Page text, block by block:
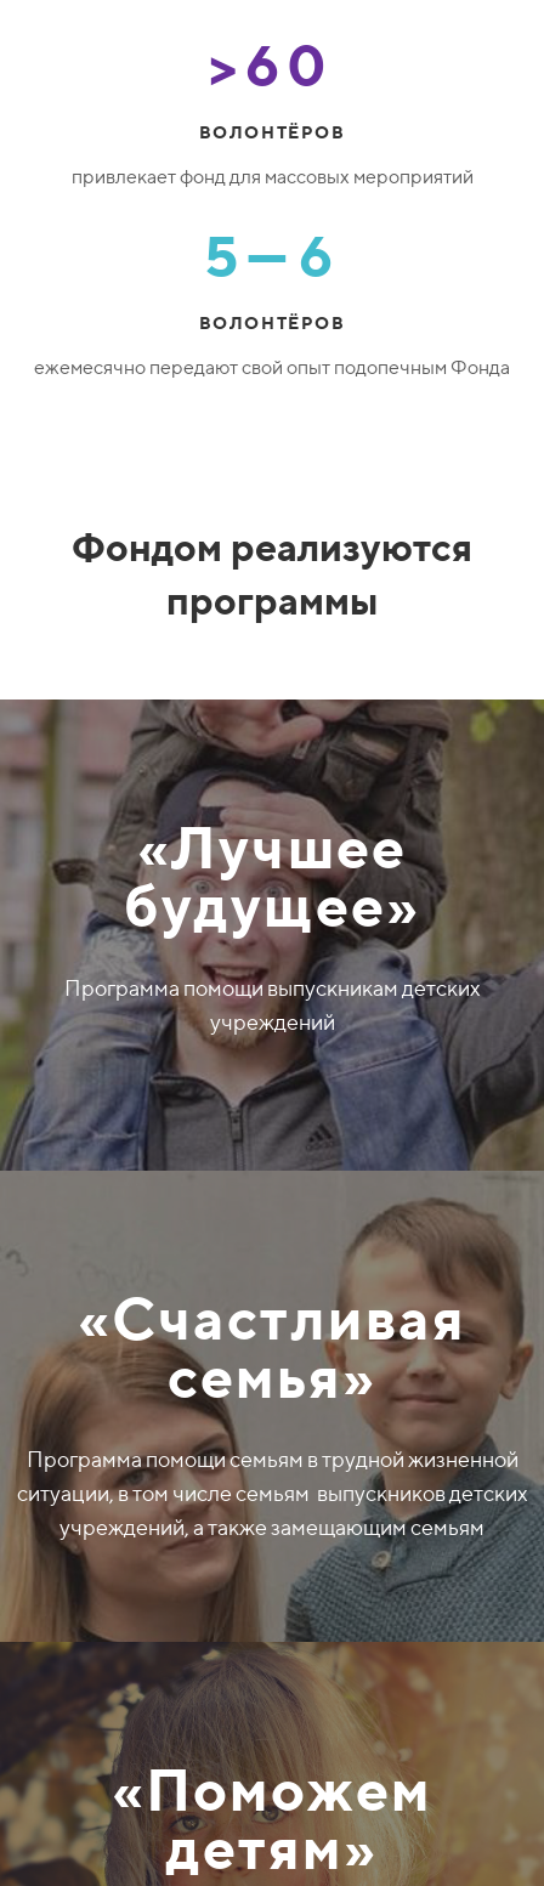
>60
ВОЛОНТЁРОВ
привлекает фонд для массовых мероприятий
5—6
ВОЛОНТЁРОВ
ежемесячно передают свой опыт подопечным Фонда
Фондом реализуются
программы
«Лучшее
будущее»
Программа помощи выпускникам детских
учреждений
«Счастливая
семья»
Программа помощи семьям в трудной жизненной
ситуации, в том числе семьям выпускников детских
учреждений, а также замещающим семьям
«Поможем
детям»